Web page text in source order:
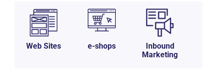
Web Sites e-shops
Inbound
Marketing